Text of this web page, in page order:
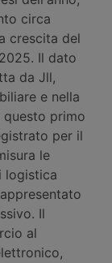
circa
crescita del
Il dato
da Jll,
e nella
primo
per il
le
logistica
Il
al